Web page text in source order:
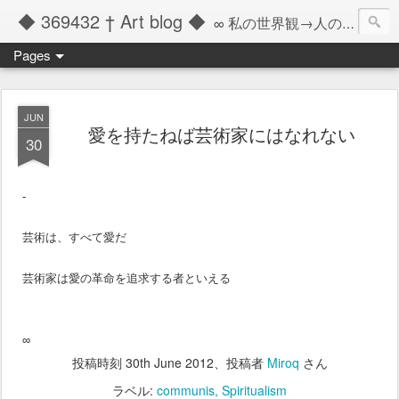
◆ 369432 † Art blog ◆ ∞ 私の世界観→人の記憶の彼方へと繋ぐツール ∞
Pages
JUN
30 愛を持たねば芸術家にはなれない
-
芸術は、すべて愛だ
芸術家は愛の革命を追求する者といえる
∞
投稿時刻 30th June 2012、投稿者 Miroq さん
ラベル: communis Spiritualism